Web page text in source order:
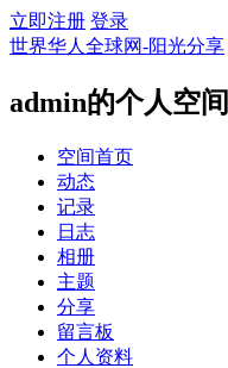
立即注册 登录
世界华人全球网-阳光分享
admin的个人空间
空间首页
动态
记录
日志
相册
主题
分享
留言板
个人资料